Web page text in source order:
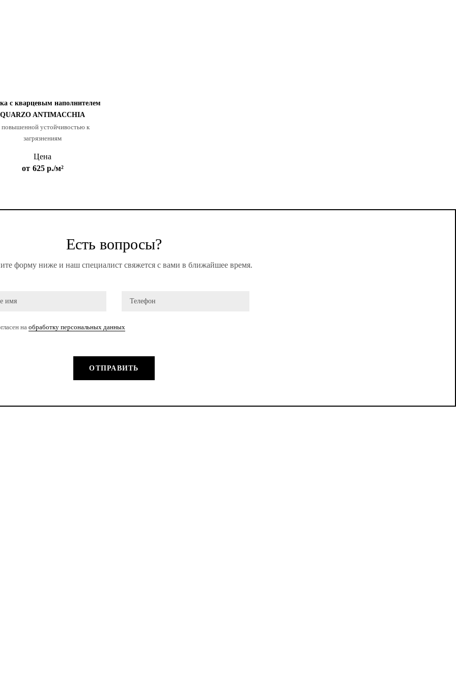
с кварцевым наполнителем
QUARZO ANTIMACCHIA
устойчивостью к
загрязнениям
Цена
от 625 р./м²
Есть вопросы?
форму ниже и наш специалист свяжется с вами в ближайшее время.
наобработку персональных данных
ОТПРАВИТЬ